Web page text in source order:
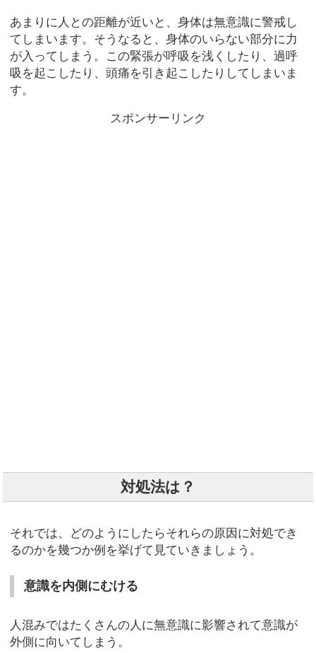
あまりに人との距離が近いと、身体は無意識に警戒し
てしまいます。そうなると、身体のいらない部分に力
が入ってしまう。この緊張が呼吸を浅くしたり、過呼
吸を起こしたり、頭痛を引き起こしたりしてしまいま
す。
スポンサーリンク
対処法は？
それでは、どのようにしたらそれらの原因に対処でき
るのかを幾つか例を挙げて見ていきましょう。
意識を内側にむける
人混みではたくさんの人に無意識に影響されて意識が
外側に向いてしまう。